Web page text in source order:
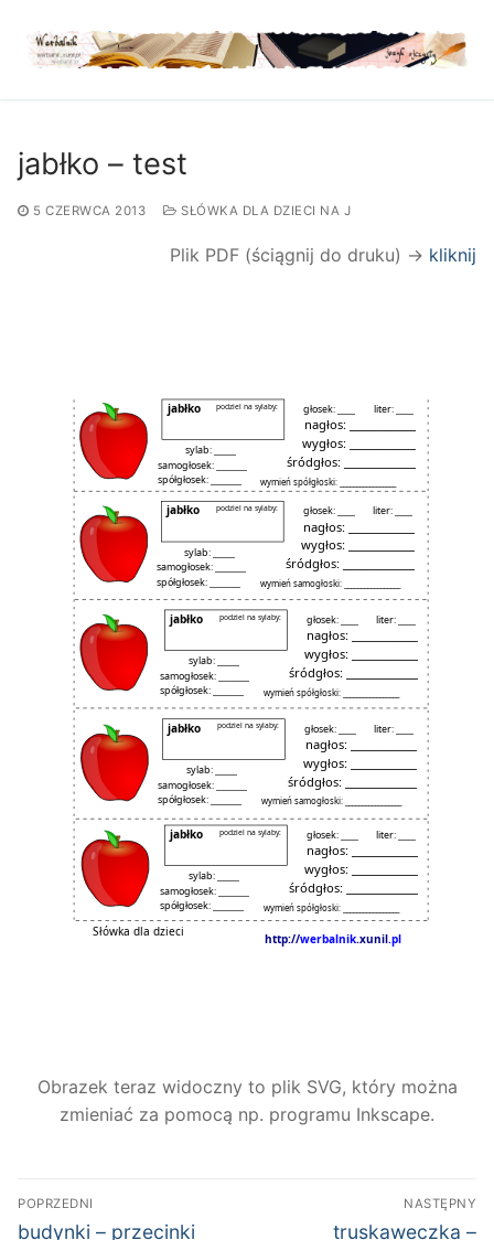
treści
jabłko – test
5 CZERWCA 2013 SŁÓWKA DLA DZIECI NA J
Plik PDF (ściągnij do druku) → kliknij
Obrazek teraz widoczny to plik SVG, który można
zmieniać za pomocą np. programu Inkscape.
Nawigacja
wpisu
POPRZEDNI
Poprzedni
budynki – przecinki
NASTĘPNY
Następny
truskaweczka –